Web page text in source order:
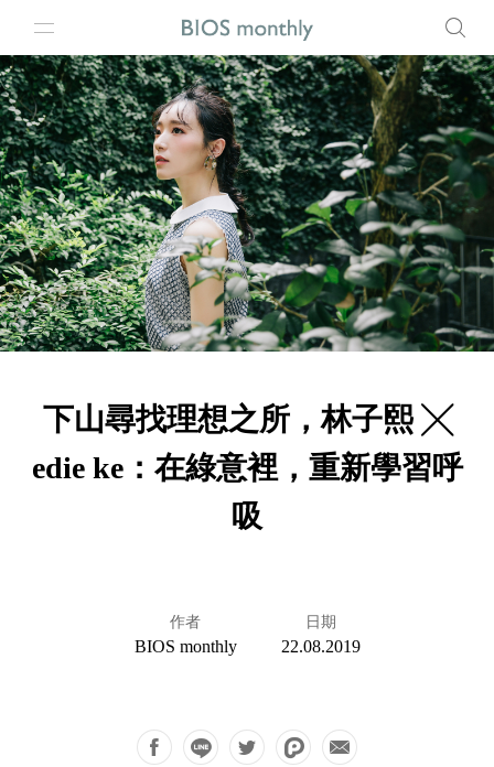
下山尋找理想之所，林子熙 ╳
edie ke：在綠意裡，重新學習呼
吸
作者
BIOS monthly
日期
22.08.2019